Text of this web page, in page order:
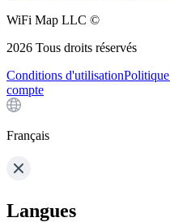
WiFi Map LLC ©
2026 Tous droits réservés
Conditions d'utilisation
compte
Français
Langues